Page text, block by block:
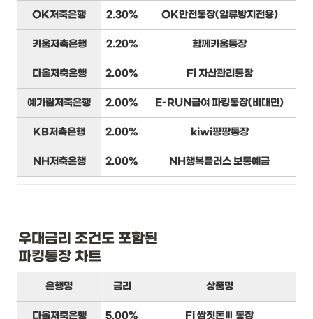
OK저축은행 2.30% OK안전통장(압류방지전용)
키움저축은행 2.20% 함께키움통장
다올저축은행 2.00% Fi 자산관리통장
예가람저축은행 2.00% E-RUN급여 파킹통장(비대면)
KB저축은행 2.00% kiwi팡팡통장
NH저축은행 2.00% NH행복플러스 보통예금
우대금리 조건도 포함된
파킹통장 차트
은행명 금리 상품명
다올저축은행 5.00% Fi 쌈짓돈Ⅲ 통장